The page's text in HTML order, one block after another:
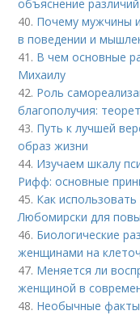
объяснение
40. Почему мужчины
в поведении и
41. В чем основные
Михаилу
42. Роль
благополучия:
43. Путь к лучшей
образ жизни
44. Изучаем шкалу
Рифф: основные
45. Как
Любомирски для
46. Биологические
женщинами на
47. Меняется ли
женщиной в
48. Необычные